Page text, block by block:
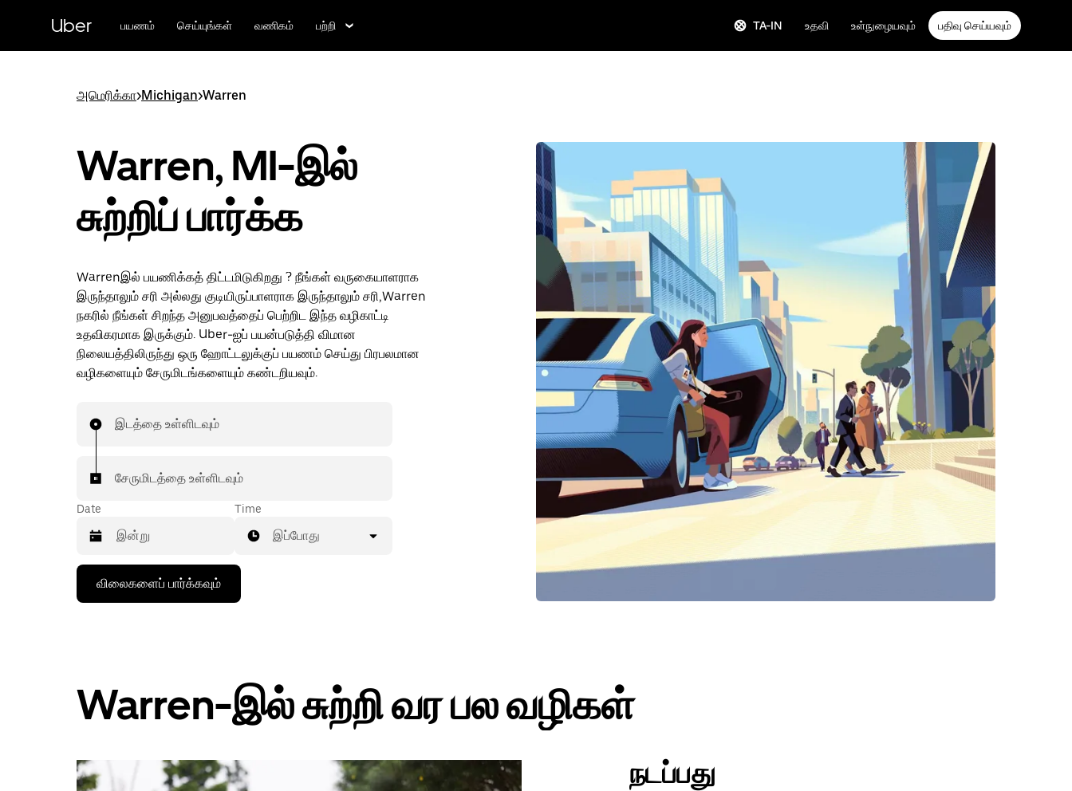
பக்கத்திற்குச்Uber பயணம் செய்யுங்கள் வணிகம் பற்றி TA-IN உதவி உள்நுழையவும் பதிவு செய்யவும்
அமெரிக்கா>Michigan>Warren
Warren, MI-இல்
சுற்றிப் பார்க்க
Warrenஇல் பயணிக்கத் திட்டமிடுகிறது ? நீங்கள் வருகையாளராக
இருந்தாலும் சரி அல்லது குடியிருப்பாளராக இருந்தாலும் சரி,Warren
நகரில் நீங்கள் சிறந்த அனுபவத்தைப் பெற்றிட இந்த வழிகாட்டி
உதவிகரமாக இருக்கும். Uber-ஐப் பயன்படுத்தி விமான
நிலையத்திலிருந்து ஒரு ஹோட்டலுக்குப் பயணம் செய்து பிரபலமான
வழிகளையும் சேருமிடங்களையும் கண்டறியவும்.
இடத்தை உள்ளிடவும்
சேருமிடத்தை உள்ளிடவும்
Date
கீழ்நோக்கிய
அம்புக்குறியை
அழுத்தி
மூட
எஸ்கேப்
பொத்தான்
Time
இப்போது
விலைகளைப் பார்க்கவும்
Warren-இல் சுற்றி வர பல வழிகள்
நடப்பது